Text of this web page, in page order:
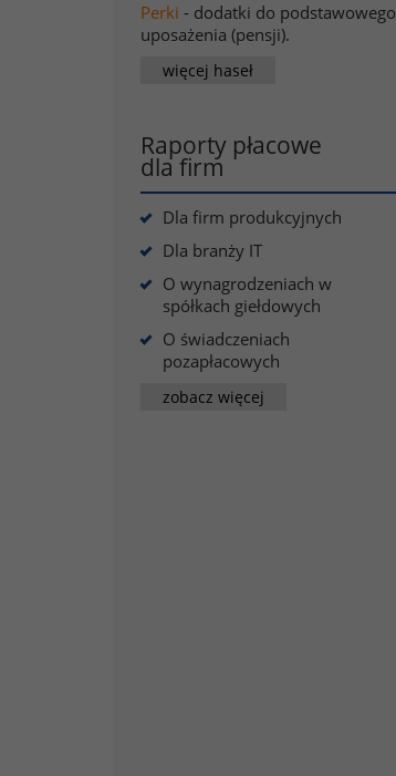
Perki - dodatki do podstawowego
uposażenia (pensji).
więcej haseł
Raporty płacowe
dla firm
Dla firm produkcyjnych
Dla branży IT
O wynagrodzeniach w
spółkach giełdowych
O świadczeniach
pozapłacowych
zobacz więcej